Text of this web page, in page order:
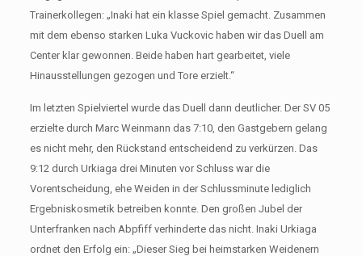
Trainerkollegen: „Inaki hat ein klasse Spiel gemacht. Zusammen
mit dem ebenso starken Luka Vuckovic haben wir das Duell am
Center klar gewonnen. Beide haben hart gearbeitet, viele
Hinausstellungen gezogen und Tore erzielt.“
Im letzten Spielviertel wurde das Duell dann deutlicher. Der SV 05
erzielte durch Marc Weinmann das 7:10, den Gastgebern gelang
es nicht mehr, den Rückstand entscheidend zu verkürzen. Das
9:12 durch Urkiaga drei Minuten vor Schluss war die
Vorentscheidung, ehe Weiden in der Schlussminute lediglich
Ergebniskosmetik betreiben konnte. Den großen Jubel der
Unterfranken nach Abpfiff verhinderte das nicht. Inaki Urkiaga
ordnet den Erfolg ein: „Dieser Sieg bei heimstarken Weidenern